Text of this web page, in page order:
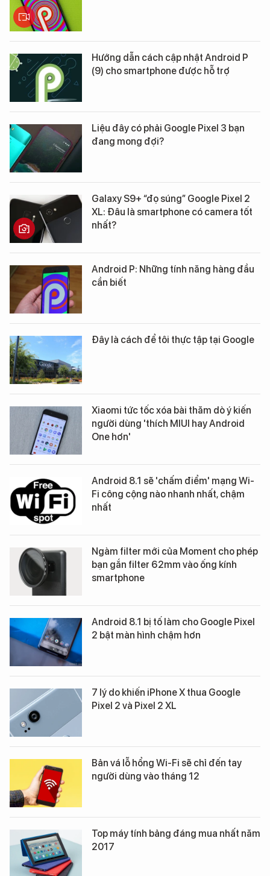
Hướng dẫn cách cập nhật Android P
(9) cho smartphone được hỗ trợ
Liệu đây có phải Google Pixel 3 bạn
đang mong đợi?
Galaxy S9+ “đọ súng” Google Pixel 2
XL: Đâu là smartphone có camera tốt
nhất?
Android P: Những tính năng hàng đầu
cần biết
Đây là cách để tôi thực tập tại Google
Xiaomi tức tốc xóa bài thăm dò ý kiến
người dùng 'thích MIUI hay Android
One hơn'
Android 8.1 sẽ 'chấm điểm' mạng Wi-
Fi công cộng nào nhanh nhất, chậm
nhất
Ngàm filter mới của Moment cho phép
bạn gắn filter 62mm vào ống kính
smartphone
Android 8.1 bị tố làm cho Google Pixel
2 bật màn hình chậm hơn
7 lý do khiến iPhone X thua Google
Pixel 2 và Pixel 2 XL
Bản vá lỗ hổng Wi-Fi sẽ chỉ đến tay
người dùng vào tháng 12
Top máy tính bảng đáng mua nhất năm
2017